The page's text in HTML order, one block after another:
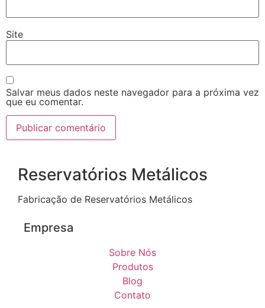
Site
Salvar meus dados neste navegador para a próxima vez
que eu comentar.
Reservatórios Metálicos
Fabricação de Reservatórios Metálicos
Empresa
Sobre Nós
Produtos
Blog
Contato